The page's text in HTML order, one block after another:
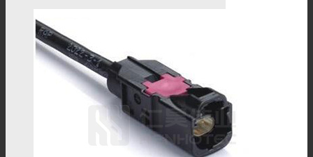
FAKRA连接器